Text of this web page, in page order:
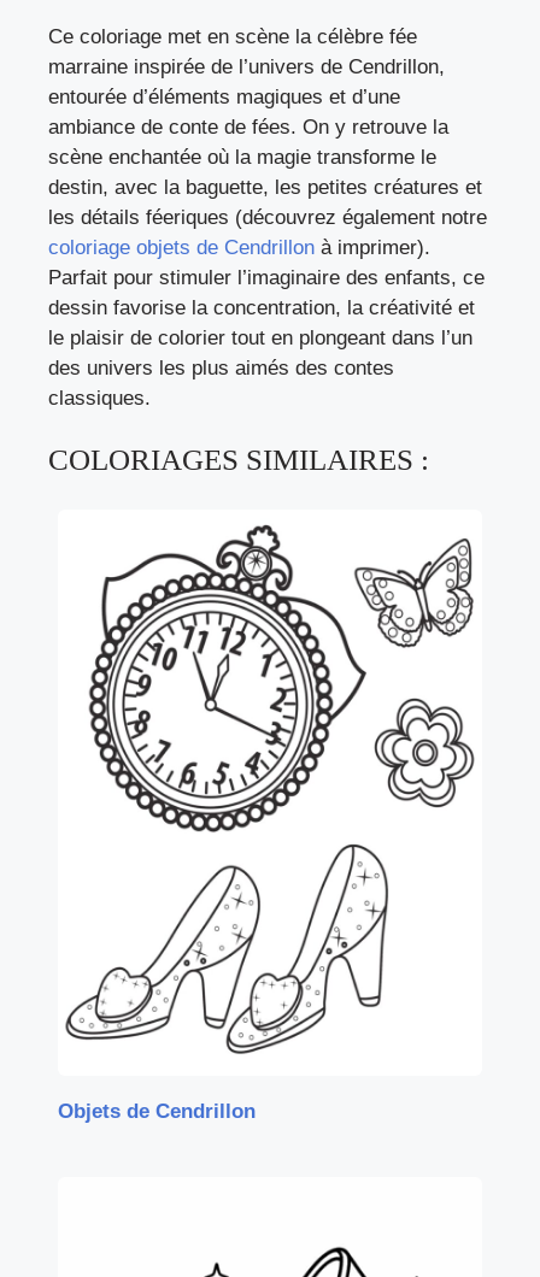
Ce coloriage met en scène la célèbre fée
marraine inspirée de l’univers de Cendrillon,
entourée d’éléments magiques et d’une
ambiance de conte de fées. On y retrouve la
scène enchantée où la magie transforme le
destin, avec la baguette, les petites créatures et
les détails féeriques (découvrez également notre
coloriage objets de Cendrillon à imprimer).
Parfait pour stimuler l’imaginaire des enfants, ce
dessin favorise la concentration, la créativité et
le plaisir de colorier tout en plongeant dans l’un
des univers les plus aimés des contes
classiques.
COLORIAGES SIMILAIRES :
Objets de Cendrillon